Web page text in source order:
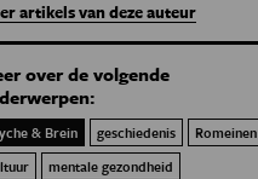
artikels van deze auteur
over de volgende
& Brein geschiedenis
Romeinen
mentale gezondheid